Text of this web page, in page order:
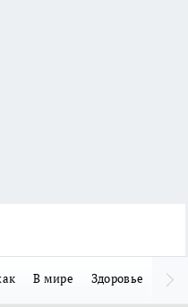
В мире Здоровье